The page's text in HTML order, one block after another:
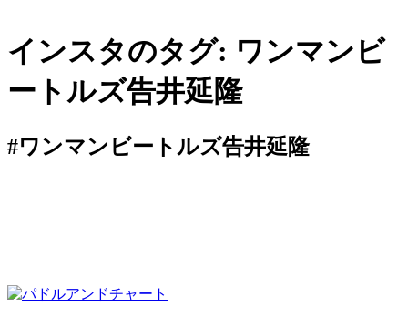
インスタのタグ: ワンマンビ
ートルズ告井延隆
#ワンマンビートルズ告井延隆